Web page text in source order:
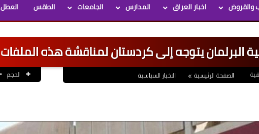
والقروض اخبار العراق المدارس الجامعات الطقس العطل
البرلمان يتوجه إلى كردستان لمناقشة هذه الملفات
الصفحة الرئيسية الاخبار السياسية الحجم